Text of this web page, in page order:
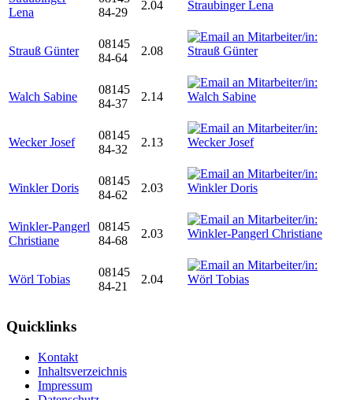
Lena
84-29
2.04
Strauß Günter
08145
84-64
2.08
Walch Sabine
08145
84-37
2.14
Wecker Josef
08145
84-32
2.13
Winkler Doris
08145
84-62
2.03
Winkler-Pangerl
Christiane
08145
84-68
2.03
Wörl Tobias
08145
84-21
2.04
Quicklinks
Kontakt
Inhaltsverzeichnis
Impressum